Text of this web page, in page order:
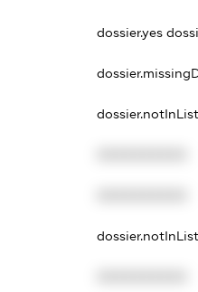
dossier.yes
dossier.notInList
dossier.notInList